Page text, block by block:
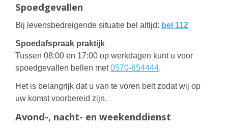
Spoedgevallen
Bij levensbedreigende situatie bel altijd: bel 112
Spoedafspraak praktijk
Tussen 08:00 en 17:00 op werkdagen kunt u voor
spoedgevallen bellen met0570-654444.
Het is belangrijk dat u van te voren belt zodat wij op
uw komst voorbereid zijn.
Avond-, nacht- en weekenddienst